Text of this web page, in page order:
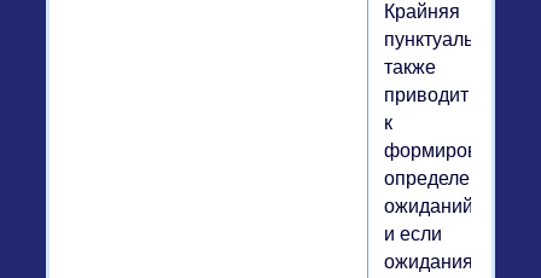
Крайняя
пунктуальность
также
приводит
к
формированию
определенных
ожиданий,
и если
ожидания